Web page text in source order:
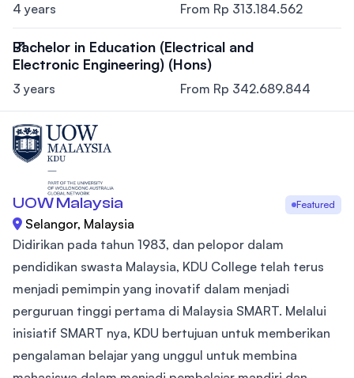
4 years From Rp 313.184.562
Bachelor in Education (Electrical and
Electronic Engineering) (Hons)
3 years From Rp 342.689.844
UOW Malaysia Featured
Selangor, Malaysia
Didirikan pada tahun 1983, dan pelopor dalam
pendidikan swasta Malaysia, KDU College telah terus
menjadi pemimpin yang inovatif dalam menjadi
perguruan tinggi pertama di Malaysia SMART. Melalui
inisiatif SMART nya, KDU bertujuan untuk memberikan
pengalaman belajar yang unggul untuk membina